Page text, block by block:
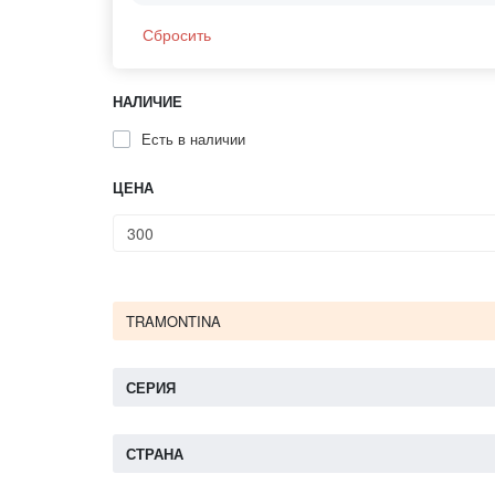
Сбросить
НАЛИЧИЕ
Есть в наличии
ЦЕНА
TRAMONTINA
СЕРИЯ
СТРАНА